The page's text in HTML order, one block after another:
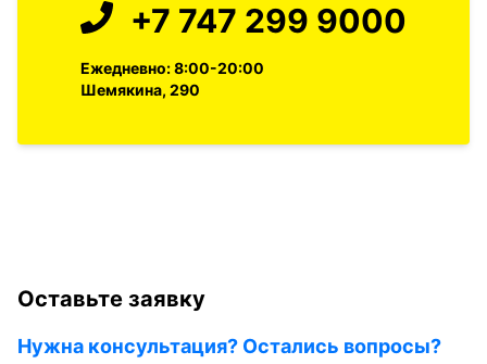
+7 747 299 9000
Ежедневно: 8:00-20:00
Шемякина, 290
Оставьте заявку
Нужна консультация? Остались вопросы?